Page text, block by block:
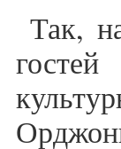
Так,